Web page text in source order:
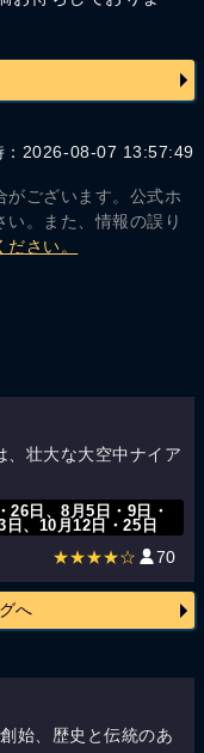
：2026-08-07 13:57:49
ございます。公式ホ
。また、情報の誤り
さい。
、壮大な大空中ナイア
26日、8月5日・9日・
、10月12日・25日
★★★★☆ 70
へ
始、歴史と伝統のあ